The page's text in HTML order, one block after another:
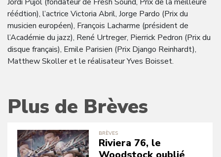
réédtion), l’actrice Victoria Abril, Jorge Pardo (Prix du
musicien européen), François Lacharme (président de
l’Académie du jazz), René Urtreger, Pierrick Pedron (Prix du
disque français), Emile Parisien (Prix Django Reinhardt),
Matthew Skoller et le réalisateur Yves Boisset.
Plus de Brèves
BRÈVES
Riviera 76, le